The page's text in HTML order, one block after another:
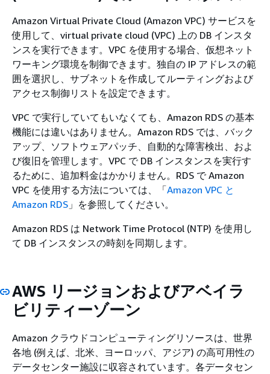
Amazon Virtual Private Cloud (Amazon VPC) サービスを
使用して、virtual private cloud (VPC) 上の DB インスタ
ンスを実行できます。VPC を使用する場合、仮想ネット
ワーキング環境を制御できます。独自の IP アドレスの範
囲を選択し、サブネットを作成してルーティングおよび
アクセス制御リストを設定できます。
VPC で実行していてもいなくても、Amazon RDS の基本
機能には違いはありません。Amazon RDS では、バック
アップ、ソフトウェアパッチ、自動的な障害検出、およ
び復旧を管理します。VPC で DB インスタンスを実行す
るために、追加料金はかかりません。RDS で Amazon
VPC を使用する方法については、「Amazon VPC と
Amazon RDS 」を参照してください。
Amazon RDS は Network Time Protocol (NTP) を使用し
て DB インスタンスの時刻を同期します。
AWS リージョンおよびアベイラ
ビリティーゾーン
Amazon クラウドコンピューティングリソースは、世界
各地 (例えば、北米、ヨーロッパ、アジア) の高可用性の
データセンター施設に収容されています。各データセン